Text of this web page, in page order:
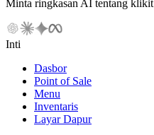
Minta ringkasan AI tentang klikit
Inti
Dasbor
Point of Sale
Menu
Inventaris
Layar Dapur